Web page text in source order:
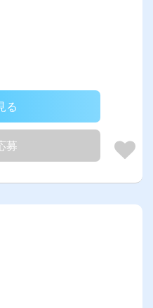
る
募